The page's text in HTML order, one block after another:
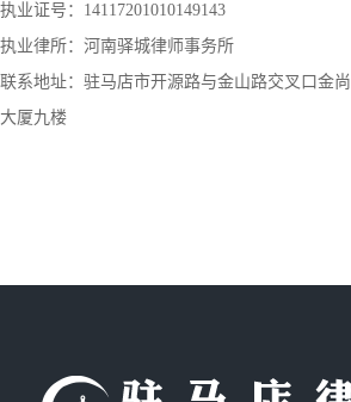
执业证号：14117201010149143
执业律所：河南驿城律师事务所
联系地址：驻马店市开源路与金山路交叉口金尚
大厦九楼